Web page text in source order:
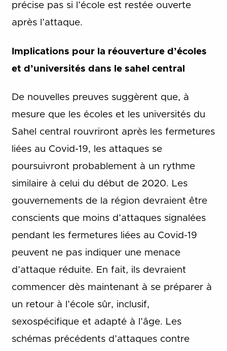
précise pas si l’école est restée ouverte
après l’attaque.
Implications pour la réouverture d’écoles
et d’universités dans le sahel central
De nouvelles preuves suggèrent que, à
mesure que les écoles et les universités du
Sahel central rouvriront après les fermetures
liées au Covid-19, les attaques se
poursuivront probablement à un rythme
similaire à celui du début de 2020. Les
gouvernements de la région devraient être
conscients que moins d’attaques signalées
pendant les fermetures liées au Covid-19
peuvent ne pas indiquer une menace
d’attaque réduite. En fait, ils devraient
commencer dès maintenant à se préparer à
un retour à l’école sûr, inclusif,
sexospécifique et adapté à l’âge. Les
schémas précédents d’attaques contre